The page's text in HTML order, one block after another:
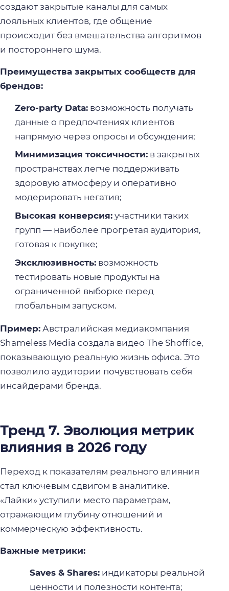
создают закрытые каналы для самых
лояльных клиентов, где общение
происходит без вмешательства алгоритмов
и постороннего шума.
Преимущества закрытых сообществ для
брендов:
Zero-party Data:возможность получать
данные о предпочтениях клиентов
напрямую через опросы и обсуждения;
Минимизация токсичности:в закрытых
пространствах легче поддерживать
здоровую атмосферу и оперативно
модерировать негатив;
Высокая конверсия:участники таких
групп — наиболее прогретая аудитория,
готовая к покупке;
Эксклюзивность:возможность
тестировать новые продукты на
ограниченной выборке перед
глобальным запуском.
Пример: Австралийская медиакомпания
Shameless Media создала видео The Shoffice,
показывающую реальную жизнь офиса. Это
позволило аудитории почувствовать себя
инсайдерами бренда.
Тренд 7. Эволюция метрик
влияния в 2026 году
Переход к показателям реального влияния
стал ключевым сдвигом в аналитике.
«Лайки» уступили место параметрам,
отражающим глубину отношений и
коммерческую эффективность.
Важные метрики:
Saves & Shares:индикаторы реальной
ценности и полезности контента;